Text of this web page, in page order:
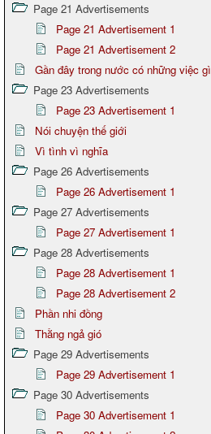
Page 21 Advertisements
Page 21 Advertisement 1
Page 21 Advertisement 2
Gần đây trong nước có những việc gì
Page 23 Advertisements
Page 23 Advertisement 1
Nói chuyện thế giới
Vì tình vì nghĩa
Page 26 Advertisements
Page 26 Advertisement 1
Page 27 Advertisements
Page 27 Advertisement 1
Page 28 Advertisements
Page 28 Advertisement 1
Page 28 Advertisement 2
Phần nhi đồng
Thằng ngả gió
Page 29 Advertisements
Page 29 Advertisement 1
Page 30 Advertisements
Page 30 Advertisement 1